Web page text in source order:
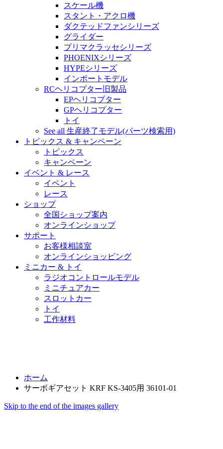
スケール機
スタント・アクロ機
ダクテッドファンシリーズ
グライダー
プリマクラッセシリーズ
PHOENIXシリーズ
HYPEシリーズ
インポートモデル
RCヘリコプター旧製品
EPヘリコプター
GPヘリコプター
トイ
See all 生産終了モデル(パーツ検索用)
トピックス & キャンペーン
トピックス
キャンペーン
イベント & レース
イベント
レース
ショップ
全国ショップ案内
オンラインショップ
サポート
お客様相談室
オンラインショッピング
ミニカー & トイ
ラジオコントロールモデル
ミニチュアカー
スロットカー
トイ
工作材料
ホーム
サーボギアセット KRF KS-3405用 36101-01
Skip to the end of the images gallery